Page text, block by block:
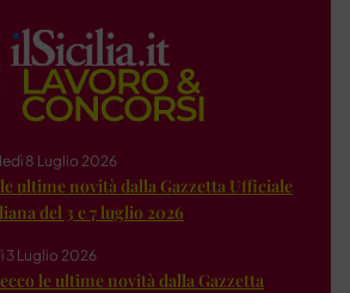
8 Luglio 2026
ultime novità dalla Gazzetta Ufficiale
del 3 e 7 luglio 2026
3 Luglio 2026
le ultime novità dalla Gazzetta